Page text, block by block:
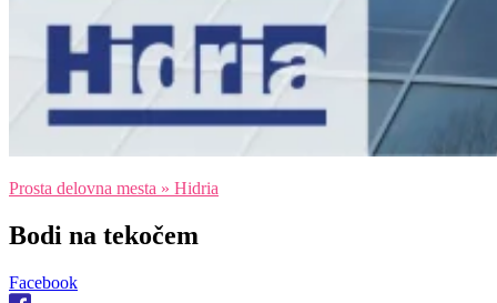
Prosta delovna mesta » Hidria
Bodi na tekočem
Facebook